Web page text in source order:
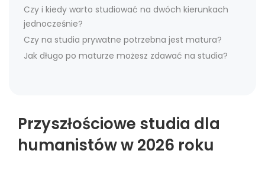
Czy i kiedy warto studiować na dwóch kierunkach
jednocześnie?
Czy na studia prywatne potrzebna jest matura?
Jak długo po maturze możesz zdawać na studia?
Przyszłościowe studia dla
humanistów w 2026 roku